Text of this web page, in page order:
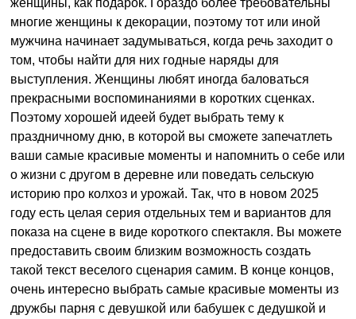
многие женщины к декорации, поэтому тот или иной
мужчина начинает задумываться, когда речь заходит о
том, чтобы найти для них годные наряды для
выступления. Женщины любят иногда баловаться
прекрасными воспоминаниями в коротких сценках.
Поэтому хорошей идеей будет выбрать тему к
праздничному дню, в которой вы сможете запечатлеть
ваши самые красивые моменты и напомнить о себе или
о жизни с другом в деревне или поведать сельскую
историю про колхоз и урожай. Так, что в новом 2025
году есть целая серия отдельных тем и вариантов для
показа на сцене в виде короткого спектакля. Вы можете
предоставить своим близким возможность создать
такой текст веселого сценария самим. В конце концов,
очень интересно выбрать самые красивые моменты из
дружбы парня с девушкой или бабушек с дедушкой и